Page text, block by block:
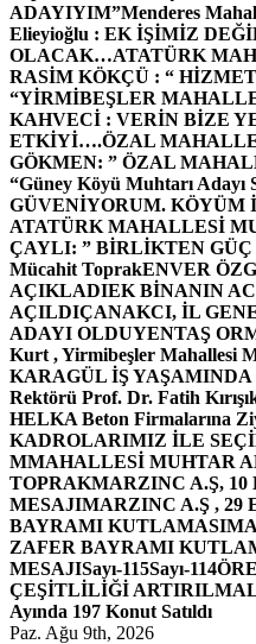
ADAYIYIM”Menderes
Elieyioğlu : EK İŞİMİZ
OLACAK…ATATÜRK
RASİM KÖKÇÜ : “
“YİRMİBEŞLER
KAHVECİ : VERİN BİZE
ETKİYİ….ÖZAL
GÖKMEN: ” ÖZAL
“Güney Köyü Muhtarı
GÜVENİYORUM.
ATATÜRK MAHALLESİ
ÇAYLI: ” BİRLİKTEN GÜÇ
Mücahit ToprakENVER
AÇIKLADIEK BİNANIN
AÇILDIÇANAKCI, İL
ADAYI OLDUYENTAŞ
Kurt , Yirmibeşler Mahallesi
KARAGÜL İŞ
Rektörü Prof. Dr. Fatih
HELKA Beton Firmalarına
KADROLARIMIZ İLE
MMAHALLESİ MUHTAR
TOPRAKMARZINC A.Ş, 10
MESAJIMARZINC A.Ş , 29
BAYRAMI KUTLAMASI
ZAFER BAYRAMI
MESAJISayı-115Sayı-114
ÇEŞİTLİLİĞİ
Ayında 197 Konut Satıldı
Paz. Ağu 9th, 2026